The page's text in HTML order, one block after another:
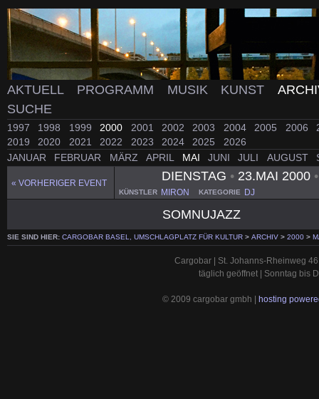
AKTUELL PROGRAMM MUSIK KUNST
SUCHE
1997 1998 1999 2000 2001 2002 2003 2004 2005 2006
2019
2020 2021 2022 2023 2024 2025
2026
JANUAR
FEBRUAR MÄRZ APRIL MAI JUNI JULI AUGUST
« VORHERIGER EVENT
DIENSTAG •23.MAI 2000 •
KÜNSTLER MIRON KATEGORIE DJ
SOMNUJAZZ
SIE SIND HIER: CARGOBAR BASEL, UMSCHLAGPLATZ FÜR KULTUR > ARCHIV > 2000 >
Cargobar | St. Johanns-Rheinweg
täglich geöffnet | Sonntag bis
© 2009 cargobar gmbh | hosting